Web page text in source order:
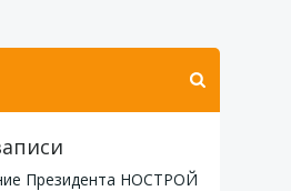
Президента НОСТРОЙ